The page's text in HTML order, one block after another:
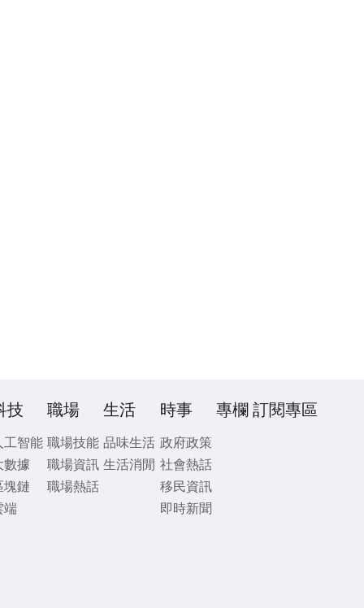
技
工智能
數據
塊鏈
端
職場
職場技能
職場資訊
職場熱話
生活
品味生活
生活消閒
時事
政府政策
社會熱話
移民資訊
即時新聞
專欄 訂閱專區